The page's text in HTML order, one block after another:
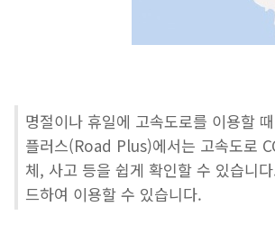
명절이나 휴일에 고속도로를 이용할
플러스(Road Plus)에서는 고속도로
체, 사고 등을 쉽게 확인할 수 있습니
드하여 이용할 수 있습니다.